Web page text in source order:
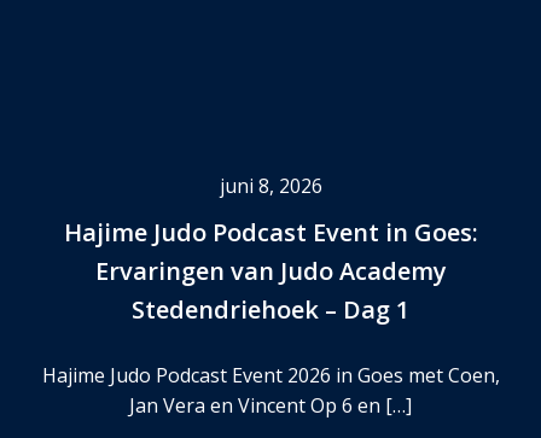
juni 8, 2026
Hajime Judo Podcast Event in Goes:
Ervaringen van Judo Academy
Stedendriehoek – Dag 1
Hajime Judo Podcast Event 2026 in Goes met Coen,
Jan Vera en Vincent Op 6 en […]